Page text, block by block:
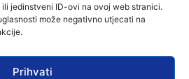
jedinstveni ID-ovi na ovoj web stranici.
može negativno utjecati na
Prihvati
niskog vodostaja otežana
na Dunavu
-